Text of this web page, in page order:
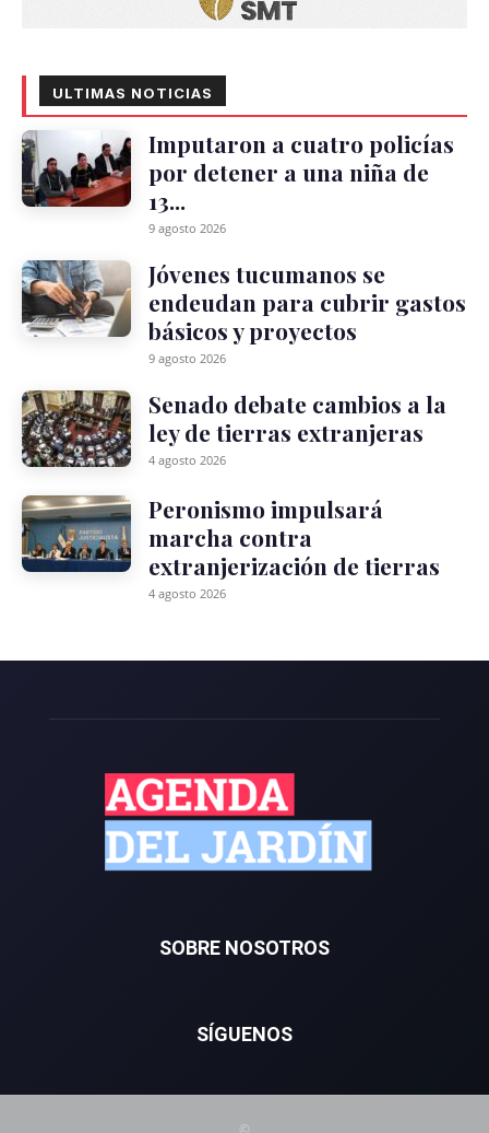
ULTIMAS NOTICIAS
Imputaron a cuatro policías
por detener a una niña de
13...
9 agosto 2026
Jóvenes tucumanos se
endeudan para cubrir gastos
básicos y proyectos
9 agosto 2026
Senado debate cambios a la
ley de tierras extranjeras
4 agosto 2026
Peronismo impulsará
marcha contra
extranjerización de tierras
4 agosto 2026
SOBRE NOSOTROS
SÍGUENOS